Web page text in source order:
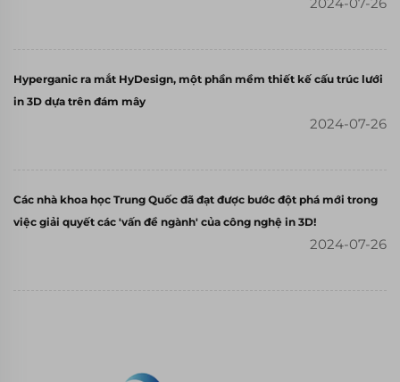
Hyperganic ra mắt HyDesign, một phần mềm thiết kế cấu trúc lưới
in 3D dựa trên đám mây
2024-07-26
Các nhà khoa học Trung Quốc đã đạt được bước đột phá mới trong
việc giải quyết các 'vấn đề ngành' của công nghệ in 3D!
2024-07-26